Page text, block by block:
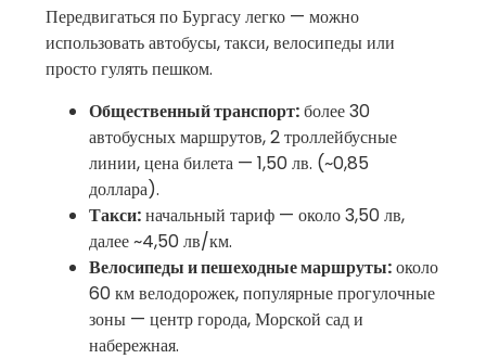
Передвигаться по Бургасу легко — можно
использовать автобусы, такси, велосипеды или
просто гулять пешком.
Общественный транспорт:более 30
автобусных маршрутов, 2 троллейбусные
линии, цена билета — 1,50 лв. (~0,85
доллара).
Такси:начальный тариф — около 3,50 лв,
далее ~4,50 лв/км.
Велосипеды и пешеходные маршруты:около
60 км велодорожек, популярные прогулочные
зоны — центр города, Морской сад и
набережная.